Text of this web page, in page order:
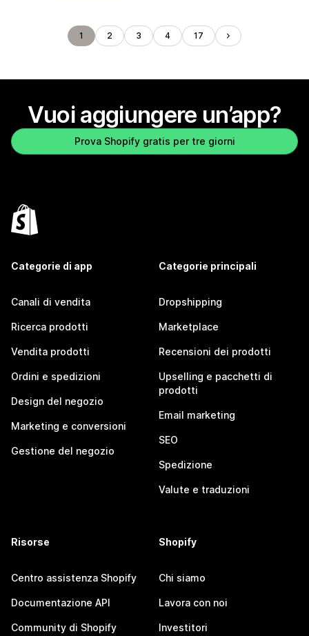
1 2 3 4 17
Vuoi aggiungere un’app?
Prova Shopify gratis per tre giorni
Categorie di app
Canali di vendita
Ricerca prodotti
Vendita prodotti
Ordini e spedizioni
Design del negozio
Marketing e conversioni
Gestione del negozio
Categorie principali
Dropshipping
Marketplace
Recensioni dei prodotti
Upselling e pacchetti di
prodotti
Email marketing
SEO
Spedizione
Valute e traduzioni
Risorse
Centro assistenza Shopify
Documentazione API
Community di Shopify
Shopify
Chi siamo
Lavora con noi
Investitori